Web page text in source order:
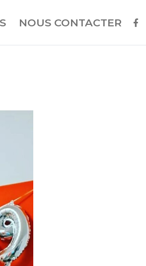
NOUS CONTACTER